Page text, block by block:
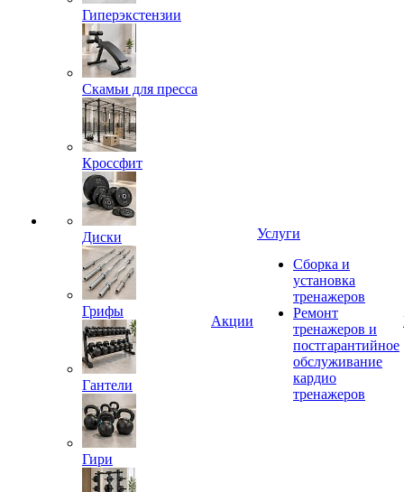
Гиперэкстензии
Скамьи для пресса
Кроссфит
Диски
Грифы
Гантели
Гири
Акции
Услуги
Сборка и
установка
тренажеров
Ремонт
тренажеров и
постгарантийное
обслуживание
кардио
тренажеров